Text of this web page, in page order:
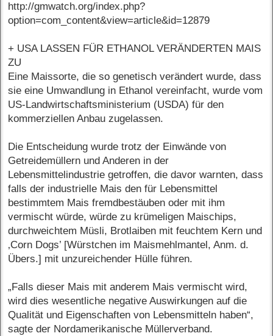
http://gmwatch.org/index.php?
option=com_content&view=article&id=12879
+ USA LASSEN FÜR ETHANOL VERÄNDERTEN MAIS
ZU
Eine Maissorte, die so genetisch verändert wurde, dass
sie eine Umwandlung in Ethanol vereinfacht, wurde vom
US-Landwirtschaftsministerium (USDA) für den
kommerziellen Anbau zugelassen.
Die Entscheidung wurde trotz der Einwände von
Getreidemüllern und Anderen in der
Lebensmittelindustrie getroffen, die davor warnten, dass
falls der industrielle Mais den für Lebensmittel
bestimmtem Mais fremdbestäuben oder mit ihm
vermischt würde, würde zu krümeligen Maischips,
durchweichtem Müsli, Brotlaiben mit feuchtem Kern und
‚Corn Dogs’ [Würstchen im Maismehlmantel, Anm. d.
Übers.] mit unzureichender Hülle führen.
„Falls dieser Mais mit anderem Mais vermischt wird,
wird dies wesentliche negative Auswirkungen auf die
Qualität und Eigenschaften von Lebensmitteln haben“,
sagte der Nordamerikanische Müllerverband.